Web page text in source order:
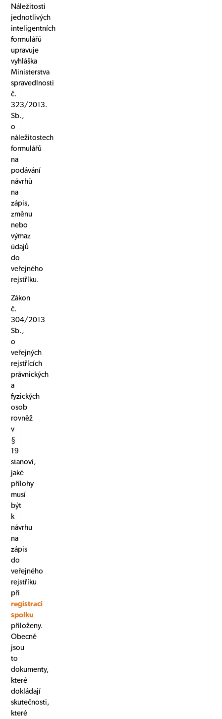
Náležitosti
jednotlivých
inteligentních
formulářů
upravuje
vyhláška
Ministerstva
spravedlnosti
č.
323/2013.
Sb.,
o
náležitostech
formulářů
na
podávání
návrhů
na
zápis,
změnu
nebo
výmaz
údajů
do
veřejného
rejstříku.
Zákon
č.
304/2013
Sb.,
o
veřejných
rejstřících
právnických
a
fyzických
osob
rovněž
v
§
19
stanoví,
jaké
přílohy
musí
být
k
návrhu
na
zápis
do
veřejného
rejstříku
při
registraci
spolku
přiloženy.
Obecně
jsou
to
dokumenty,
které
dokládají
skutečnosti,
které